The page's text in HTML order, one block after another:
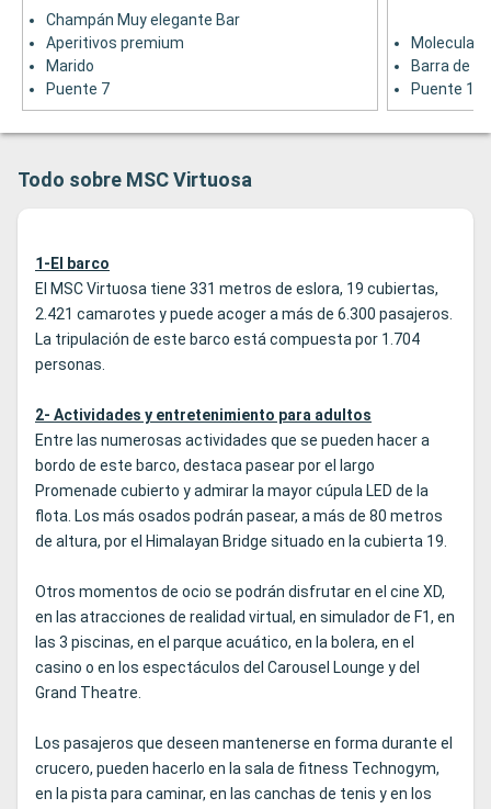
Champán Muy elegante Bar
Aperitivos premium
Marido
Puente 7
Barra de
Puente 18
Todo sobre MSC Virtuosa
1-El barco
El MSC Virtuosa tiene 331 metros de eslora, 19 cubiertas,
2.421 camarotes y puede acoger a más de 6.300 pasajeros.
La tripulación de este barco está compuesta por 1.704
personas.
2- Actividades y entretenimiento para adultos
Entre las numerosas actividades que se pueden hacer a
bordo de este barco, destaca pasear por el largo
Promenade cubierto y admirar la mayor cúpula LED de la
flota. Los más osados podrán pasear, a más de 80 metros
de altura, por el Himalayan Bridge situado en la cubierta 19.
Otros momentos de ocio se podrán disfrutar en el cine XD,
en las atracciones de realidad virtual, en simulador de F1, en
las 3 piscinas, en el parque acuático, en la bolera, en el
casino o en los espectáculos del Carousel Lounge y del
Grand Theatre.
Los pasajeros que deseen mantenerse en forma durante el
crucero, pueden hacerlo en la sala de fitness Technogym,
en la pista para caminar, en las canchas de tenis y en los